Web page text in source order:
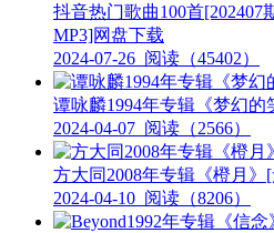
抖音热门歌曲100首[202407
MP3]网盘下载
2024-07-26 阅读（45402）
谭咏麟1994年专辑《梦幻
2024-04-07 阅读（2566）
方大同2008年专辑《橙月》
2024-04-10 阅读（8206）